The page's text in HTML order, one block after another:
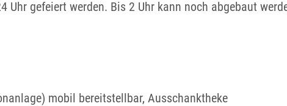
gefeiert werden. Bis 2 Uhr kann noch abgebaut
mobil bereitstellbar, Ausschanktheke